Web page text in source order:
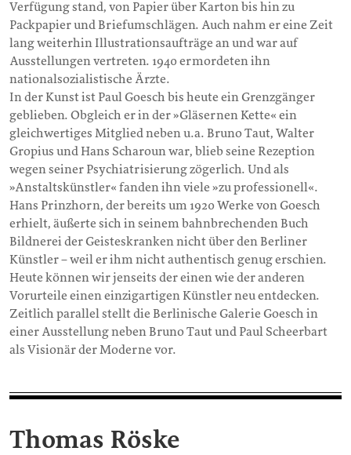
Verfügung stand, von Papier über Karton bis hin zu
Packpapier und Briefumschlägen. Auch nahm er eine Zeit
lang weiterhin Illustrationsaufträge an und war auf
Ausstellungen vertreten. 1940 ermordeten ihn
nationalsozialistische Ärzte.
In der Kunst ist Paul Goesch bis heute ein Grenzgänger
geblieben. Obgleich er in der »Gläsernen Kette« ein
gleichwertiges Mitglied neben u.a. Bruno Taut, Walter
Gropius und Hans Scharoun war, blieb seine Rezeption
wegen seiner Psychiatrisierung zögerlich. Und als
»Anstaltskünstler« fanden ihn viele »zu professionell«.
Hans Prinzhorn, der bereits um 1920 Werke von Goesch
erhielt, äußerte sich in seinem bahnbrechenden Buch
Bildnerei der Geisteskranken nicht über den Berliner
Künstler – weil er ihm nicht authentisch genug erschien.
Heute können wir jenseits der einen wie der anderen
Vorurteile einen einzigartigen Künstler neu entdecken.
Zeitlich parallel stellt die Berlinische Galerie Goesch in
einer Ausstellung neben Bruno Taut und Paul Scheerbart
als Visionär der Moderne vor.
Thomas Röske